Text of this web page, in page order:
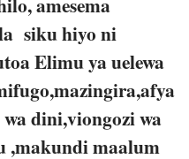
siku hiyo ni
Elimu ya uelewa
dini,viongozi wa
,makundi maalum